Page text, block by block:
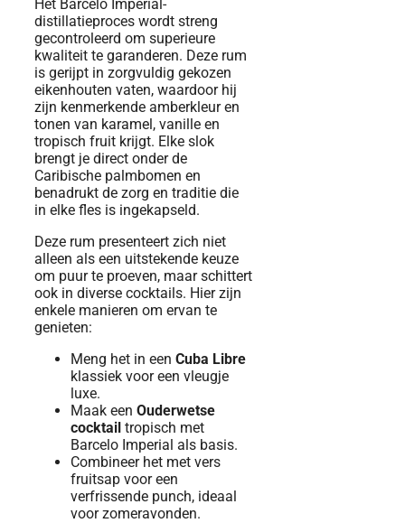
Het Barcelo Imperial-
distillatieproces wordt streng
gecontroleerd om superieure
kwaliteit te garanderen. Deze rum
is gerijpt in zorgvuldig gekozen
eikenhouten vaten, waardoor hij
zijn kenmerkende amberkleur en
tonen van karamel, vanille en
tropisch fruit krijgt. Elke slok
brengt je direct onder de
Caribische palmbomen en
benadrukt de zorg en traditie die
in elke fles is ingekapseld.
Deze rum presenteert zich niet
alleen als een uitstekende keuze
om puur te proeven, maar schittert
ook in diverse cocktails. Hier zijn
enkele manieren om ervan te
genieten:
Meng het in een Cuba Libre
klassiek voor een vleugje
luxe.
Maak een Ouderwetse
cocktail tropisch met
Barcelo Imperial als basis.
Combineer het met vers
fruitsap voor een
verfrissende punch, ideaal
voor zomeravonden.